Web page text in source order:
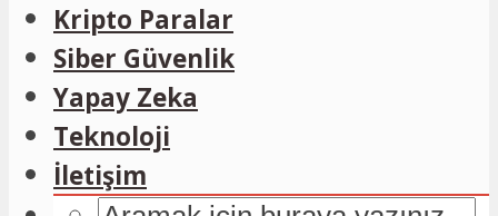
Kripto Paralar
Siber Güvenlik
Yapay Zeka
Teknoloji
İletişim